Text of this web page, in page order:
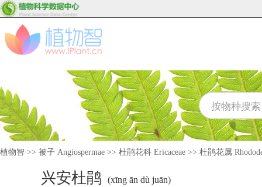
植物智 >> 被子 Angiospermae >> 杜鹃花科 Ericaceae >> 杜鹃花属
兴安杜鹃 (xīng ān dù juān)